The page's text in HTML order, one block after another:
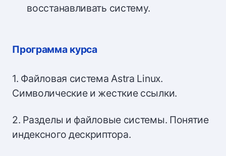
восстанавливать систему.
Программа курса
1. Файловая система Astra Linux.
Символические и жесткие ссылки.
2. Разделы и файловые системы. Понятие
индексного дескриптора.